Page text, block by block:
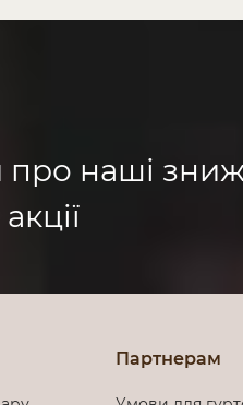
про наші
Партнерам